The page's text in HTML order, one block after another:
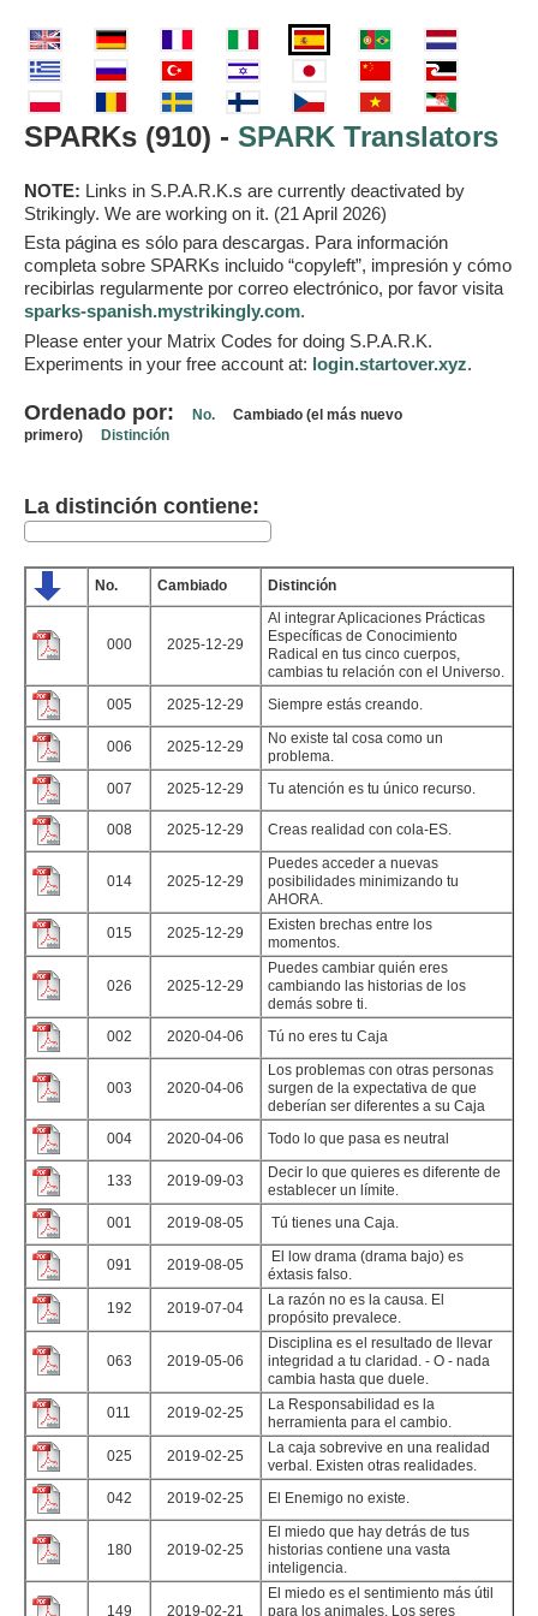
SPARKs (910) - SPARK Translators
NOTE: Links in S.P.A.R.K.s are currently deactivated by
Strikingly. We are working on it. (21 April 2026)
Esta página es sólo para descargas. Para información
completa sobre SPARKs incluido “copyleft”, impresión y cómo
recibirlas regularmente por correo electrónico, por favor visita
sparks-spanish.mystrikingly.com.
Please enter your Matrix Codes for doing S.P.A.R.K.
Experiments in your free account at: login.startover.xyz.
Ordenado por: No. Cambiado (el más nuevo
primero) Distinción
La distinción contiene:
No. Cambiado Distinción
000 2025-12-29
Al integrar Aplicaciones Prácticas
Específicas de Conocimiento
Radical en tus cinco cuerpos,
cambias tu relación con el Universo.
005
2025-12-29 Siempre estás creando.
006 2025-12-29
No existe tal cosa como un
problema.
007
2025-12-29 Tu atención es tu único recurso.
008 2025-12-29 Creas realidad con cola-ES.
014 2025-12-29
Puedes acceder a nuevas
posibilidades minimizando tu
AHORA.
015
2025-12-29
Existen brechas entre los
momentos.
026 2025-12-29
Puedes cambiar quién eres
cambiando las historias de los
demás sobre ti.
002
2020-04-06 Tú no eres tu Caja
003 2020-04-06
Los problemas con otras personas
surgen de la expectativa de que
deberían ser diferentes a su Caja
004
2020-04-06 Todo lo que pasa es neutral
133 2019-09-03
Decir lo que quieres es diferente de
establecer un límite.
001
2019-08-05 ​ Tú tienes una Caja.
091 2019-08-05
​ El ​low drama​ (drama bajo) es
éxtasis falso.
192
2019-07-04
La razón no es la causa. El
propósito prevalece.
063 2019-05-06
​Disciplina es el resultado de llevar
integridad a tu claridad. - O - nada
cambia hasta que duele.
011
2019-02-25
La Responsabilidad es la
herramienta para el cambio.
025
2019-02-25
La caja sobrevive en una realidad
verbal. Existen otras realidades.
042
2019-02-25 El Enemigo no existe.
180 2019-02-25
El miedo que hay detrás de tus
historias contiene una vasta
inteligencia.
149 2019-02-21
El miedo es el sentimiento más útil
para los animales. Los seres